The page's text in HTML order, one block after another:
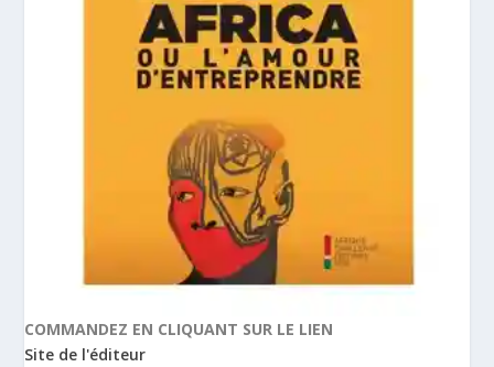
COMMANDEZ EN CLIQUANT SUR LE LIEN
Site de l'éditeur